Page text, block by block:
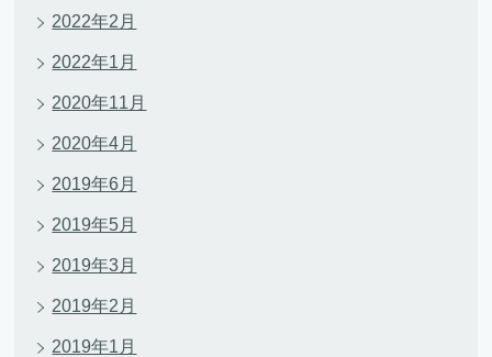
2022年2月
2022年1月
2020年11月
2020年4月
2019年6月
2019年5月
2019年3月
2019年2月
2019年1月